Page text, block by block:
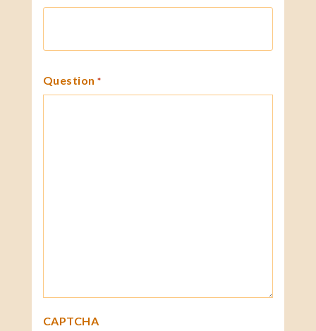
Question *
CAPTCHA